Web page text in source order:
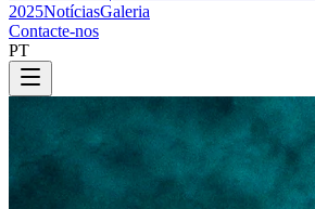
2025NotíciasGaleria
Contacte-nos
PT